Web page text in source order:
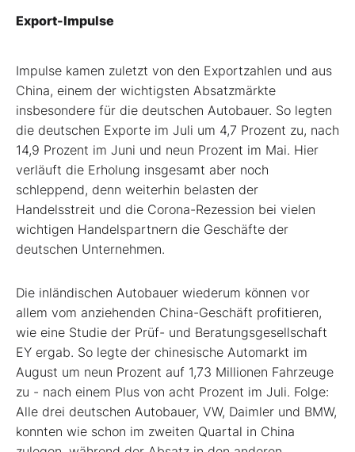
Export-Impulse
Impulse kamen zuletzt von den Exportzahlen und aus
China, einem der wichtigsten Absatzmärkte
insbesondere für die deutschen Autobauer. So legten
die deutschen Exporte im Juli um 4,7 Prozent zu, nach
14,9 Prozent im Juni und neun Prozent im Mai. Hier
verläuft die Erholung insgesamt aber noch
schleppend, denn weiterhin belasten der
Handelsstreit und die Corona-Rezession bei vielen
wichtigen Handelspartnern die Geschäfte der
deutschen Unternehmen.
Die inländischen Autobauer wiederum können vor
allem vom anziehenden China-Geschäft profitieren,
wie eine Studie der Prüf- und Beratungsgesellschaft
EY ergab. So legte der chinesische Automarkt im
August um neun Prozent auf 1,73 Millionen Fahrzeuge
zu - nach einem Plus von acht Prozent im Juli. Folge:
Alle drei deutschen Autobauer, VW, Daimler und BMW,
konnten wie schon im zweiten Quartal in China